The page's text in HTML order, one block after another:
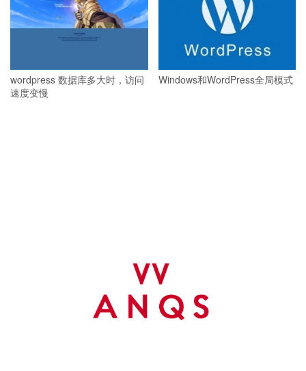
wordpress 数据库多大时，访问
速度变慢
Windows和WordPress全局模式